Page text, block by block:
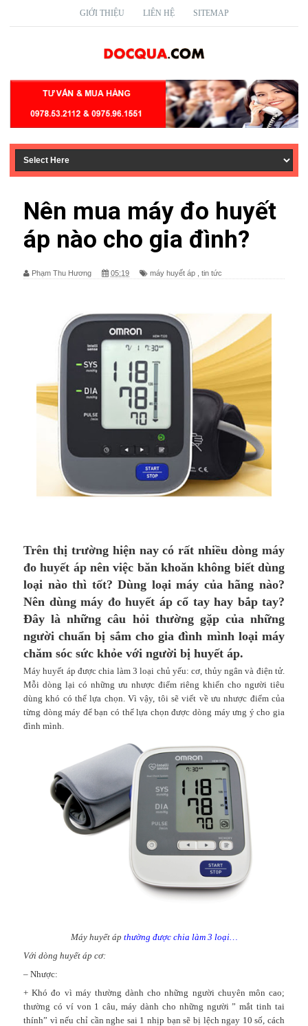
GIỚI THIỆU LIÊN HỆ SITEMAP
Nên mua máy đo huyết
áp nào cho gia đình?
Phạm Thu Hương 05:19 máy huyết áp tin tức
Trên thị trường hiện nay có rất nhiều dòng máy
đo huyết ápnên việc băn khoăn không biết dùng
loại nào thì tốt? Dùng loại máy của hãng nào?
Nên dùng máy đo huyết ápcổ tay hay bắp tay?
Đây là những câu hỏi thường gặp của những
người chuẩn bị sắm cho gia đình mình loại máy
chăm sóc sức khỏe với người bị huyết áp.
Máy huyết áp được chia làm 3 loại chủ yếu: cơ, thủy ngân và điện tử.
Mỗi dòng lại có những ưu nhược điểm riêng khiến cho người tiêu
dùng khó có thể lựa chọn. Vì vậy, tôi sẽ viết về ưu nhược điểm của
từng dòng máy để bạn có thể lựa chọn được dòng máy ưng ý cho gia
đình mình.
Máy huyết áp thường được chia làm 3 loại…
Với dòng huyết áp cơ:
– Nhược:
+ Khó đo vì máy thường dành cho những người chuyên môn cao;
thường có ví von 1 câu, máy dành cho những người ” mắt tinh tai
thính” vì nếu chỉ cần nghe sai 1 nhịp bạn sẽ bị lệch ngay 10 số, cách